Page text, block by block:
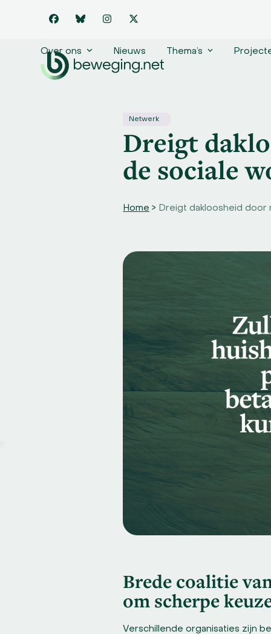
FacebookBlueskyInstagram
Twitter
Over ons Nieuws Thema’s
Netwerk
Dreigt
de sociale
Home > Dreigt dakloosheid door
Brede coalitie
om scherpe
Verschillende organisaties zijn